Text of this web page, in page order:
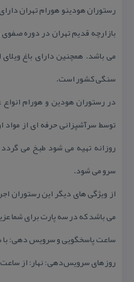
رستوران هودینو هورام تهران
بازارچه قدیم تهران در دوره
می باشد. همچنین دارای باغ
سنگی كشور است.
در رستوران هودین و هورام
توسط سرآشپزانی حرفه ای از
روزانه تهیه می شود طبخ می
سرو می شود.
از ویژگی های دیگر این رستوران
می باشد كه در سه پارت برای شما
ساعت پاسخگویی و سرویس دهی: با
روزهای سرویس‌دهی: نهار: از ساعت ۱۲ الی ۱۶ و شام از ساعت ۱۹:۳۰ الی ۲۳